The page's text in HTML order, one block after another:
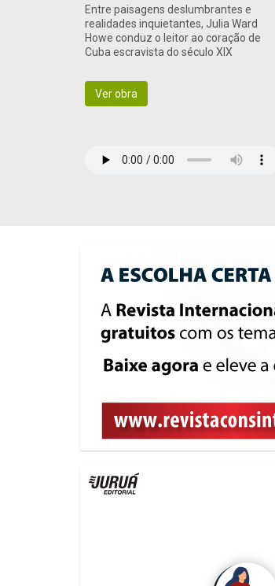
Entre paisagens deslumbrantes e
realidades inquietantes, Julia Ward
Howe conduz o leitor ao coração de
Cuba escravista do século XIX
Ver obra